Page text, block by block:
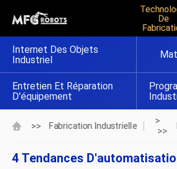
De
Internet Des Objets
Industriel
Entretien Et Réparation
D'équipement
>> Fabrication Industrielle
>
>>
4 Tendances